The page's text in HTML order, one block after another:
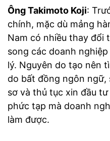
Ông Takimoto Koji:
chính, mặc dù mảng
Nam có nhiều thay đổi
song các doanh
lý. Nguyên do tạo nên
do bất đồng ngôn ngữ,
sơ và thủ tục xin đầu
phức tạp mà doanh
làm được.